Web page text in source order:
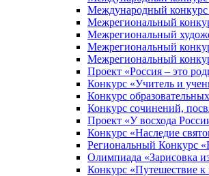
Международный
Межрегиональный
Межрегиональный
Межрегиональный
Межрегиональный
Проект «Россия – это
Конкурс «Учитель и
Конкурс
Конкурс сочинений,
Проект «У восхода
Конкурс «Наследие
Региональный Конкурс
Олимпиада «Зарисовка
Конкурс «Путешествие к